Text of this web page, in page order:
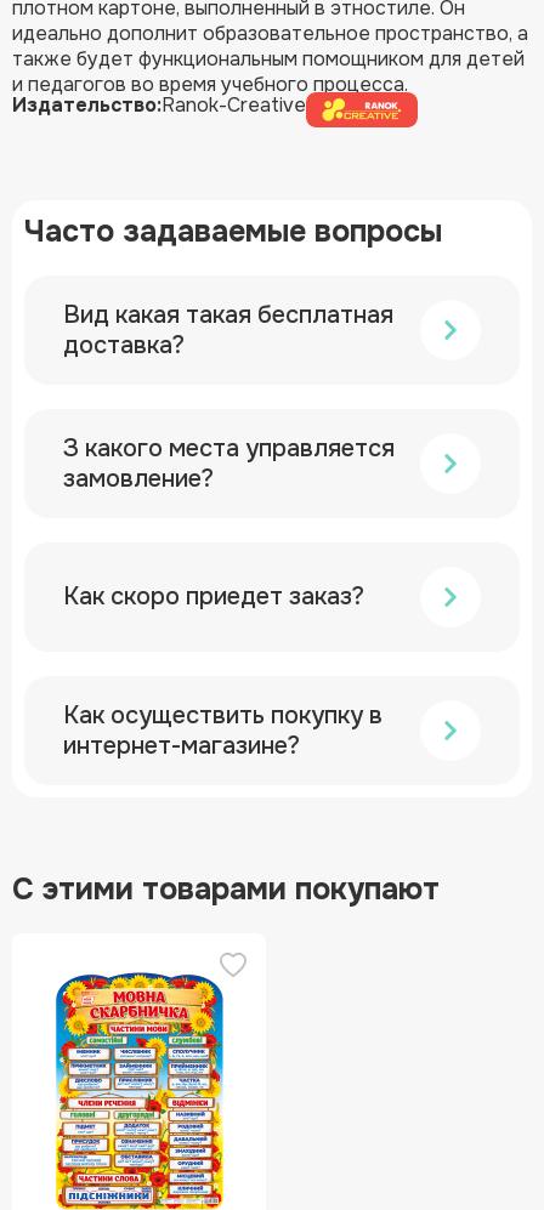
плотном картоне, выполненный в этностиле. Он
идеально дополнит образовательное пространство, а
также будет функциональным помощником для детей
и педагогов во время учебного процесса.
Издательство:Ranok-Creative
Часто задаваемые вопросы
Вид какая такая бесплатная
доставка?
З какого места управляется
замовление?
Как скоро приедет заказ?
Как осуществить покупку в
интернет-магазине?
С этими товарами покупают